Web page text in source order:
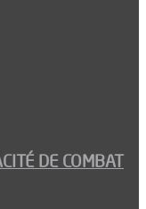
DE COMBAT